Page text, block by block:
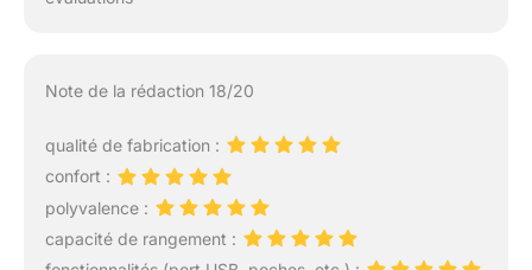
Note de la rédaction 18/20
qualité de fabrication :
confort :
polyvalence :
capacité de rangement :